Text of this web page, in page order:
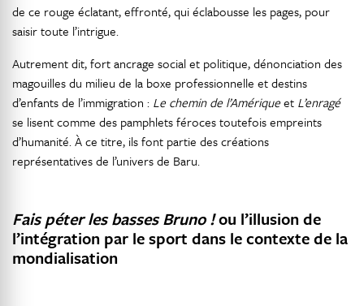
de ce rouge éclatant, effronté, qui éclabousse les pages, pour
saisir toute l’intrigue.
Autrement dit, fort ancrage social et politique, dénonciation des
magouilles du milieu de la boxe professionnelle et destins
d’enfants de l’immigration : Le chemin de l’Amériqueet L’enragé
se lisent comme des pamphlets féroces toutefois empreints
d’humanité. À ce titre, ils font partie des créations
représentatives de l’univers de Baru.
Fais péter les basses Bruno !ou l’illusion de
l’intégration par le sport dans le contexte de la
mondialisation